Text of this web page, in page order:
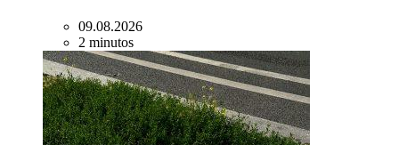
09.08.2026
2 minutos